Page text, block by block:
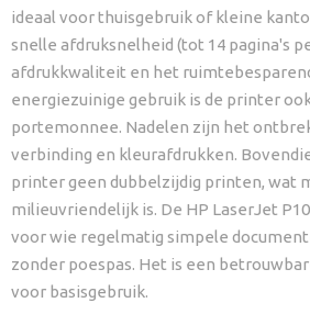
ideaal voor thuisgebruik of kleine
snelle afdruksnelheid (tot 14 pagina's
afdrukkwaliteit en het
energiezuinige gebruik is de printer
portemonnee. Nadelen zijn het
verbinding en kleurafdrukken.
printer geen dubbelzijdig printen, wat
milieuvriendelijk is. De HP LaserJet
voor wie regelmatig simpele
zonder poespas. Het is een
voor basisgebruik.